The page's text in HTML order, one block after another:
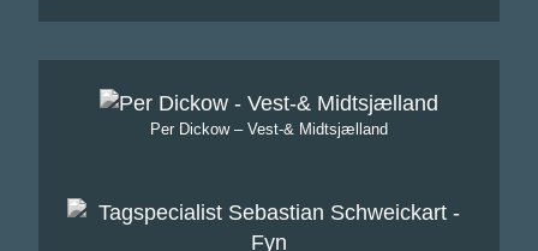
Per Dickow – Vest-& Midtsjælland